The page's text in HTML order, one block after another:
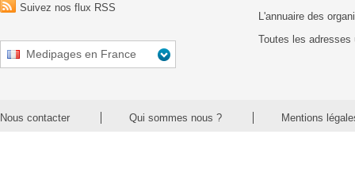
Suivez nos flux RSS
Medipages en France
L'annuaire des
Toutes les adresses
Nous contacter Qui sommes nous ? Mentions